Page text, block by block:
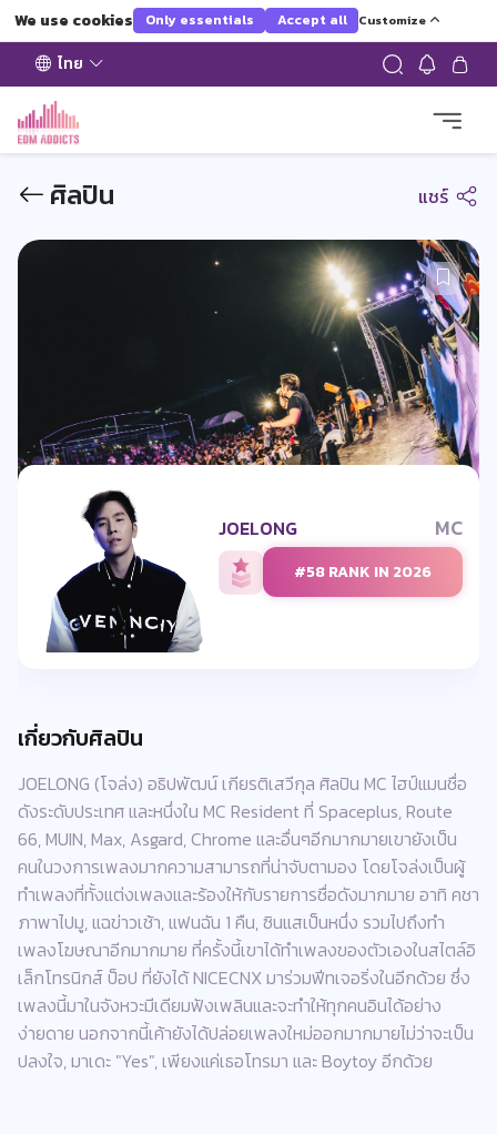
We use cookies Only essentials Accept all Customize
ไทย
ศิลปิน แชร์
JOELONG MC
#58 RANK IN 2026
เกี่ยวกับศิลปิน
JOELONG (โจล่ง) อธิปพัฒน์ เกียรติเสวีกุล ศิลปิน MC ไฮป์แมนชื่อ
ดังระดับประเทศ และหนึ่งใน MC Resident ที่ Spaceplus, Route
66, MUIN, Max, Asgard, Chrome และอื่นๆอีกมากมายเขายังเป็น
คนในวงการเพลงมากความสามารถที่น่าจับตามอง โดยโจล่งเป็นผู้
ทำเพลงที่ทั้งแต่งเพลงและร้องให้กับรายการชื่อดังมากมาย อาทิ คชา
ภาพาไปมู, แฉข่าวเช้า, แฟนฉัน 1 คืน, ซินแสเป็นหนึ่ง รวมไปถึงทำ
เพลงโฆษณาอีกมากมาย ที่ครั้งนี้เขาได้ทำเพลงของตัวเองในสไตล์อิ
เล็กโทรนิกส์ ป็อป ที่ยังได้ NICECNX มาร่วมฟีทเจอริ่งในอีกด้วย ซึ่ง
เพลงนี้มาในจังหวะมีเดียมฟังเพลินและจะทำให้ทุกคนอินได้อย่าง
ง่ายดาย นอกจากนี้เค้ายังได้ปล่อยเพลงใหม่ออกมากมายไม่ว่าจะเป็น
ปลงใจ, มาเดะ "Yes", เพียงแค่เธอโทรมา และ Boytoy อีกด้วย